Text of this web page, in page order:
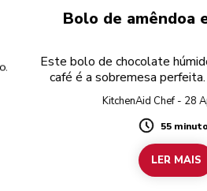
Bolo de amêndoa
Este bolo de chocolate
café é a sobremesa
preto sem glúten para
completamente
KitchenAid Chef - 28
Duration
55
LER MAIS